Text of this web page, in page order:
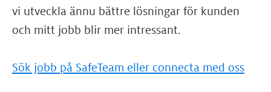
vi utveckla ännu bättre lösningar för kunden
och mitt jobb blir mer intressant.
Sök jobb på SafeTeam eller connecta med oss